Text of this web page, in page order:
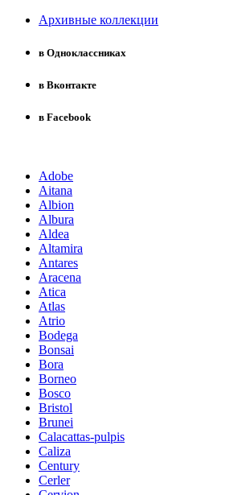
Архивные коллекции
в Одноклассниках
в Вконтакте
в Facebook
Adobe
Aitana
Albion
Albura
Aldea
Altamira
Antares
Aracena
Atica
Atlas
Atrio
Bodega
Bonsai
Bora
Borneo
Bosco
Bristol
Brunei
Calacattas-pulpis
Caliza
Century
Cerler